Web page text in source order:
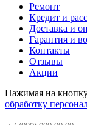
Ремонт
Кредит и
Доставка и
Гарантия и
Контакты
Отзывы
Акции
Нажимая на
обработку